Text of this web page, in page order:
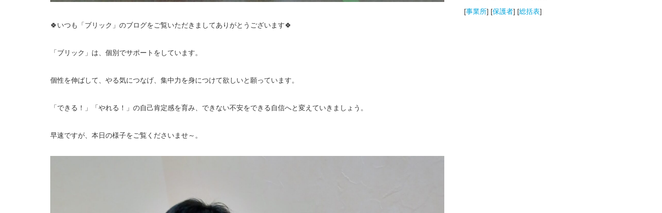
🍀いつも「ブリック」のブログをご覧いただきましてありがとうございます🍀
「ブリック」は、個別でサポートをしています。
個性を伸ばして、やる気につなげ、集中力を身につけて欲しいと願っています。
「できる！」「やれる！」の自己肯定感を育み、できない不安をできる自信へと変えていきましょう。
早速ですが、本日の様子をご覧くださいませ～。
[事業所] [保護者] [総括表]